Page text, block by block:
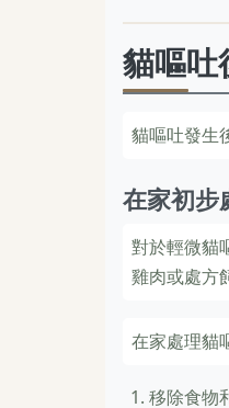
貓嘔吐
貓嘔吐發生
在家初步
對於輕微貓
雞肉或處方
在家處理貓
移除食物